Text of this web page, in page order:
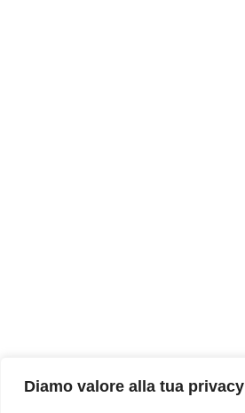
Diamo valore alla tua privacy